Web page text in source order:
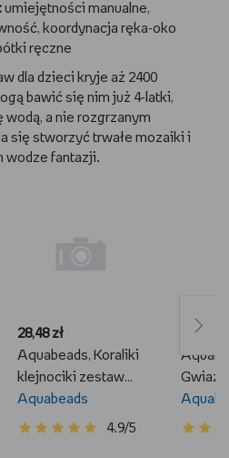
umiejętności manualne,
koordynacja ręka-oko
ręczne
dla dzieci kryje aż 2400
bawić się nim już 4-latki,
a nie rozgrzanym
się stworzyć trwałe mozaiki i
wodze fantazji.
Aquabeads, Koraliki
klejnociki zestaw
uzupełniajacy, 800x
koralików 31520
Aquabeads
4.9/5
28,48 zł
zestaw
38,87 zł